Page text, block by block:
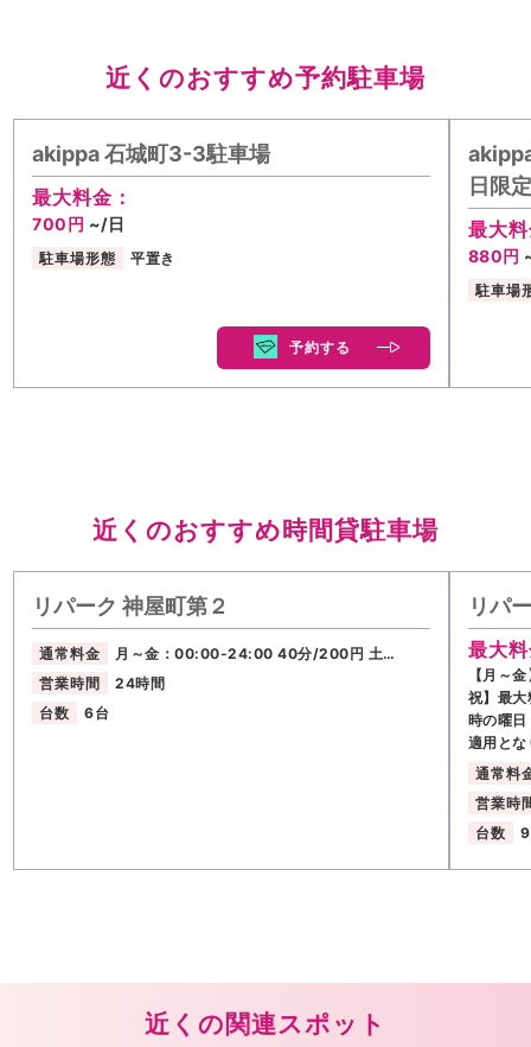
近くのおすすめ予約駐車場
akippa 石城町3-3駐車場
最大料金：
700円 ~/日
駐車場形態 平置き
予約する
日限
最大
880円
駐車場
近くのおすすめ時間貸駐車場
リパーク 神屋町第２
通常料金
月～金：00:00-24:00 40分/200円 土…
営業時間
24時間
台数
6台
リパ
最大
【月～
祝】最
時の曜
適用と
通常料
営業時
台数
近くの関連スポット